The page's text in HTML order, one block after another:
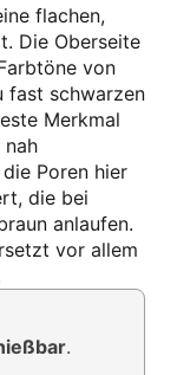
flachen,
Die Oberseite
von
fast schwarzen
Merkmal
nah
Poren hier
die bei
anlaufen.
vor allem
.